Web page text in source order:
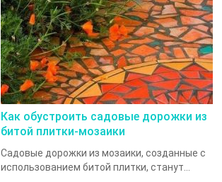
Как обустроить садовые дорожки из
битой плитки-мозаики
Садовые дорожки из мозаики, созданные с
использованием битой плитки, станут...